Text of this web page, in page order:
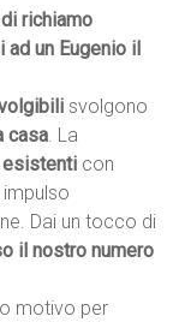
richiamo
un Eugenio il
svolgono
casa. La
con
Dai un tocco di
il nostro numero
motivo per